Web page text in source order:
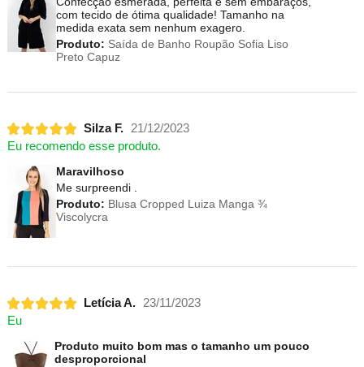
com tecido de ótima qualidade! Tamanho na
medida exata sem nenhum exagero.
Produto: Saída de Banho Roupão Sofia Liso
Preto Capuz
Silza F. 21/12/2023
Eu recomendo esse produto.
Maravilhoso
Me surpreendi .
Produto: Blusa Cropped Luiza Manga ¾
Viscolycra
Letícia A. 23/11/2023
Eu
Produto muito bom mas o tamanho um pouco
desproporcional